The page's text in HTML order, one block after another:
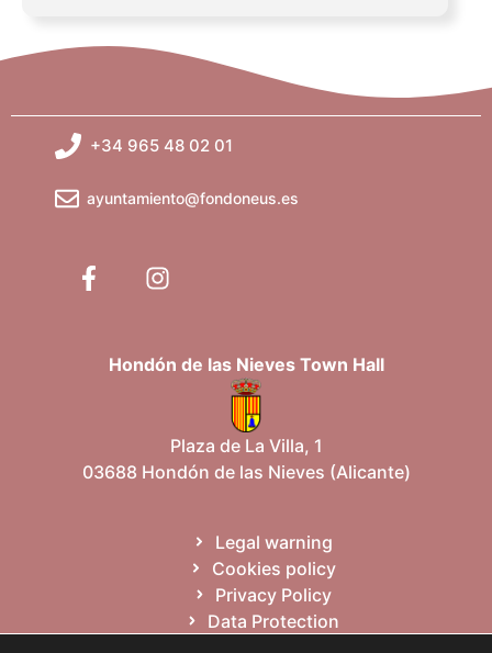
+34 965 48 02 01
ayuntamiento@fondoneus.es
Hondón de las Nieves Town Hall
Plaza de La Villa, 1
03688 Hondón de las Nieves (Alicante)
Legal warning
Cookies policy
Privacy Policy
Data Protection